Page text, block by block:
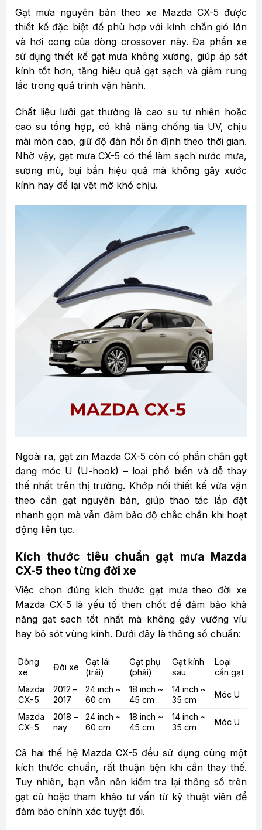
Gạt mưa nguyên bản theo xe Mazda CX-5 được
thiết kế đặc biệt để phù hợp với kính chắn gió lớn
và hơi cong của dòng crossover này. Đa phần xe
sử dụng thiết kế gạt mưa không xương, giúp áp sát
kính tốt hơn, tăng hiệu quả gạt sạch và giảm rung
lắc trong quá trình vận hành.
Chất liệu lưỡi gạt thường là cao su tự nhiên hoặc
cao su tổng hợp, có khả năng chống tia UV, chịu
mài mòn cao, giữ độ đàn hồi ổn định theo thời gian.
Nhờ vậy, gạt mưa CX-5 có thể làm sạch nước mưa,
sương mù, bụi bẩn hiệu quả mà không gây xước
kính hay để lại vệt mờ khó chịu.
Ngoài ra, gạt zin Mazda CX-5 còn có phần chân gạt
dạng móc U (U-hook) – loại phổ biến và dễ thay
thế nhất trên thị trường. Khớp nối thiết kế vừa vặn
theo cần gạt nguyên bản, giúp thao tác lắp đặt
nhanh gọn mà vẫn đảm bảo độ chắc chắn khi hoạt
động liên tục.
Kích thước tiêu chuẩn gạt mưa Mazda
CX-5 theo từng đời xe
Việc chọn đúng kích thước gạt mưa theo đời xe
Mazda CX-5 là yếu tố then chốt để đảm bảo khả
năng gạt sạch tốt nhất mà không gây vướng víu
hay bỏ sót vùng kính. Dưới đây là thông số chuẩn:
Dòng
xe
Đời xe
Gạt lái
(trái)
Gạt phụ
(phải)
Gạt kính
sau
Loại
cần gạt
Mazda
CX-5
2012 –
2017
24 inch ~
60 cm
18 inch ~
45 cm
14 inch ~
35 cm
Móc U
Mazda
CX-5
2018 –
nay
24 inch ~
60 cm
18 inch ~
45 cm
14 inch ~
35 cm
Móc U
Cả hai thế hệ Mazda CX-5 đều sử dụng cùng một
kích thước chuẩn, rất thuận tiện khi cần thay thế.
Tuy nhiên, bạn vẫn nên kiểm tra lại thông số trên
gạt cũ hoặc tham khảo tư vấn từ kỹ thuật viên để
đảm bảo chính xác tuyệt đối.